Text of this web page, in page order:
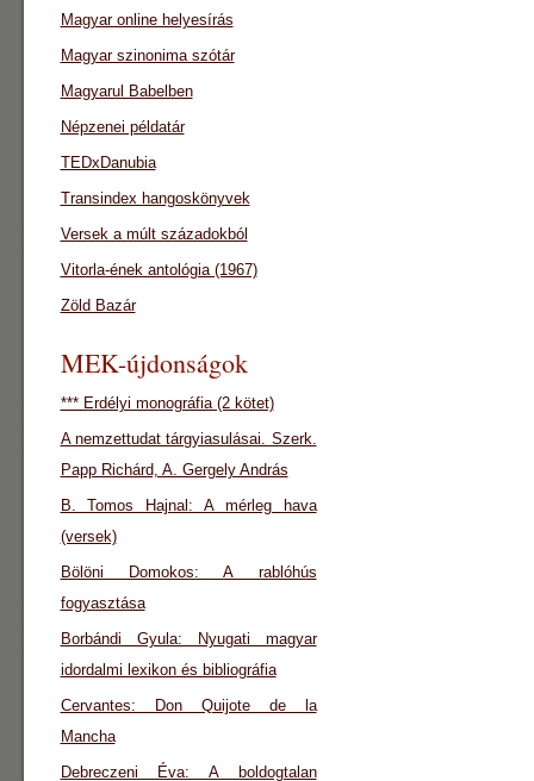
Magyar online helyesírás
Magyar szinonima szótár
Magyarul Babelben
Népzenei példatár
TEDxDanubia
Transindex hangoskönyvek
Versek a múlt századokból
Vitorla-ének antológia (1967)
Zöld Bazár
MEK-újdonságok
*** Erdélyi monográfia (2 kötet)
A nemzettudat tárgyiasulásai. Szerk.
Papp Richárd, A. Gergely András
B. Tomos Hajnal: A mérleg hava
(versek)
Bölöni Domokos: A rablóhús
fogyasztása
Borbándi Gyula: Nyugati magyar
idordalmi lexikon és bibliográfia
Cervantes: Don Quijote de la
Mancha
Debreczeni Éva: A boldogtalan